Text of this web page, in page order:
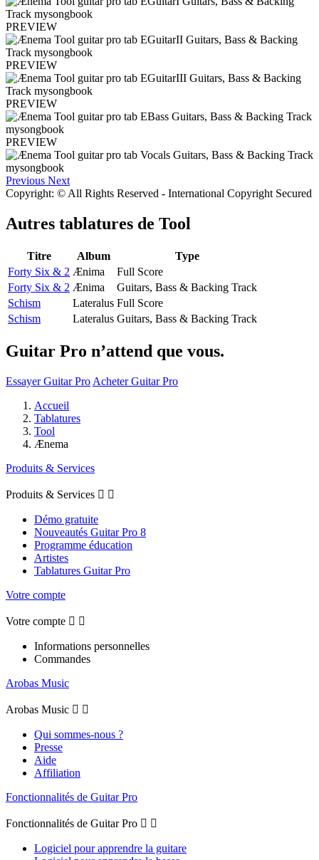
PREVIEW
PREVIEW
PREVIEW
PREVIEW
Previous Next
Copyright: © All Rights Reserved - International Copyright Secured
Autres tablatures de Tool
Titre Album
Type
Forty Six & 2 Ænima
Full Score
Forty Six & 2 Ænima
Guitars, Bass & Backing Track
Schism
Lateralus Full Score
Schism
Lateralus Guitars, Bass & Backing Track
Guitar Pro n’attend que vous.
Essayer Guitar Pro Acheter Guitar Pro
Accueil
Tablatures
Tool
Ænema
Produits & Services
Produits & Services  
Démo gratuite
Nouveautés Guitar Pro 8
Programme éducation
Artistes
Tablatures Guitar Pro
Votre compte
Votre compte  
Informations personnelles
Commandes
Arobas Music
Arobas Music  
Qui sommes-nous ?
Presse
Aide
Affiliation
Fonctionnalités de Guitar Pro
Fonctionnalités de Guitar Pro  
Logiciel pour apprendre la guitare